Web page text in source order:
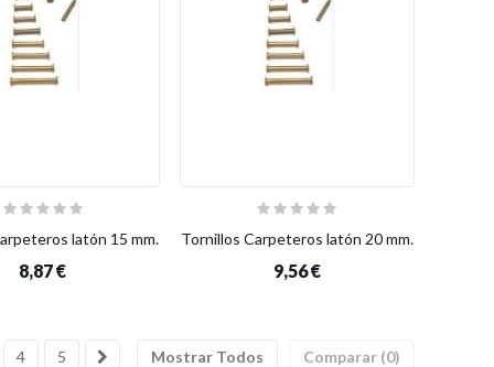
latón 15 mm.
8,87 €
Tornillos Carpeteros latón 20 mm.
9,56 €
Comparar (0)
Mostrar Todos
4 5